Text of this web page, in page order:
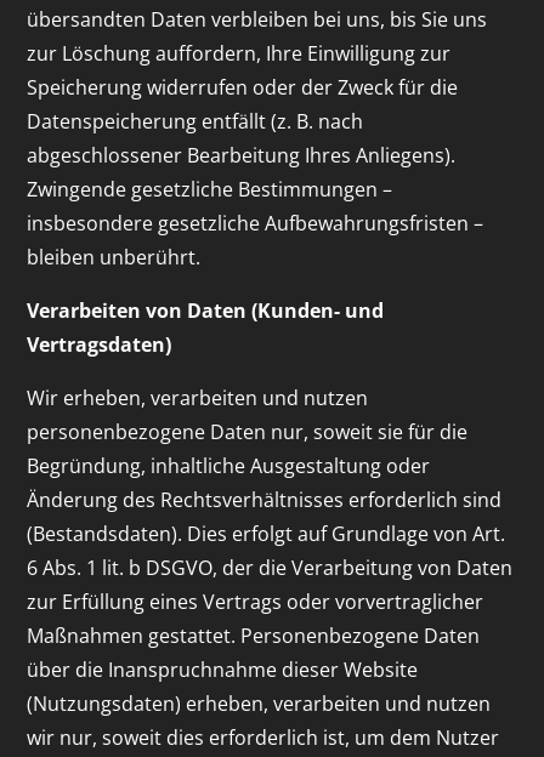
übersandten Daten verbleiben bei uns, bis Sie uns
zur Löschung auffordern, Ihre Einwilligung zur
Speicherung widerrufen oder der Zweck für die
Datenspeicherung entfällt (z. B. nach
abgeschlossener Bearbeitung Ihres Anliegens).
Zwingende gesetzliche Bestimmungen –
insbesondere gesetzliche Aufbewahrungsfristen –
bleiben unberührt.
Verarbeiten von Daten (Kunden- und
Vertragsdaten)
Wir erheben, verarbeiten und nutzen
personenbezogene Daten nur, soweit sie für die
Begründung, inhaltliche Ausgestaltung oder
Änderung des Rechtsverhältnisses erforderlich sind
(Bestandsdaten). Dies erfolgt auf Grundlage von Art.
6 Abs. 1 lit. b DSGVO, der die Verarbeitung von Daten
zur Erfüllung eines Vertrags oder vorvertraglicher
Maßnahmen gestattet. Personenbezogene Daten
über die Inanspruchnahme dieser Website
(Nutzungsdaten) erheben, verarbeiten und nutzen
wir nur, soweit dies erforderlich ist, um dem Nutzer